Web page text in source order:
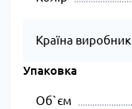
Країна виробник
Упаковка
Об`єм